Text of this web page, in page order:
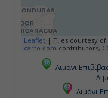
Leaflet | Tiles courtesy of
carto.com contributors,
Λιμάνι
Λιμάνι